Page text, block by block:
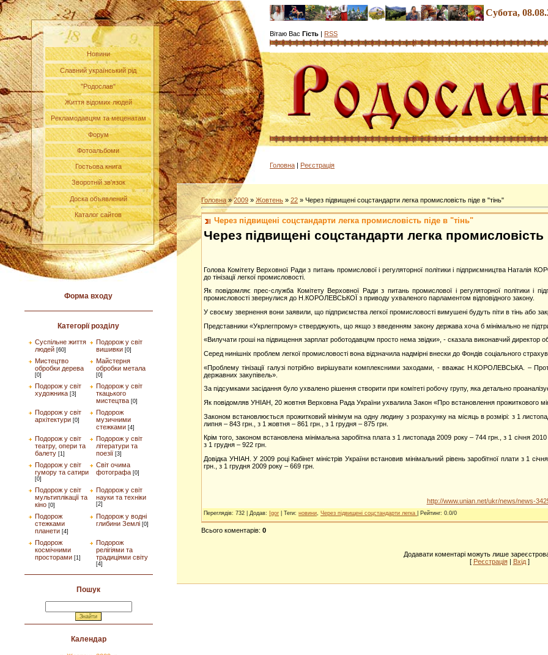
Новини
Славний український рід
"Родослав"
Життя відомих людей
Рекламодавцям та меценатам
Форум
Фотоальбоми
Гостьова книга
Зворотній зв'язок
Доска объявлений
Каталог сайтов
Форма входу
Категорії розділу
Суспільне життя
людей [60]
Подорож у світ
вишивки [0]
Мистецтво
обробки дерева
[0]
Майстерня
обробки метала
[0]
Подорож у світ
художника [3]
Подорож у світ
ткацького
мистецтва [0]
Подорож у світ
архітектури [0]
Подорож
музичними
стежками [4]
Подорож у світ
театру, опери та
балету [1]
Подорож у світ
літератури та
поезії [3]
Подорож у світ
гумору та сатири
[0]
Світ очима
фотографа [0]
Подорож у світ
мультиплікації та
кіно [0]
Подорож у світ
науки та техніки
[2]
Подорож
стежками
планети [4]
Подорож у водні
глибини Землі [0]
Подорож
космічними
просторами [1]
Подорож
релігіями та
традиціями світу
[4]
Пошук
Календар
Субота,
Вітаю Вас Гість | RSS
Головна | Реєстрація
Головна »2009 » Жовтень » 22 » Через підвищені соцстандарти легка промисловість піде в "тінь"
Через підвищені соцстандарти легка промисловість піде в "тінь"
Через підвищені соцстандарти легка промисловість
Голова Комітету Верховної Ради з питань промислової і регуляторної політики і підприємництва
до тінізації легкої промисловості.
Як повідомляє прес-служба Комітету Верховної Ради з питань промислової і регуляторної політики і
промисловості звернулися до Н.КОРОЛЕВСЬКОЇ з приводу ухваленого парламентом відповідного закону.
У своєму звернення вони заявили, що підприємства легкої промисловості вимушені будуть піти в тінь або
Представники «Укрлегпрому» стверджують, що якщо з введенням закону держава хоча б мінімально не
«Вилучати гроші на підвищення зарплат роботодавцям просто нема звідки», - сказала виконавчий
Серед нинішніх проблем легкої промисловості вона відзначила надмірні внески до Фондів соціального
«Проблему тінізації галузі потрібно вирішувати комплексними заходами, - вважає Н.КОРОЛЕВСЬКА. –
державних закупівель».
За підсумками засідання було ухвалено рішення створити при комітеті робочу групу, яка детально
Як повідомляв УНІАН, 20 жовтня Верховна Рада України ухвалила Закон «Про встановлення прожиткового
Законом встановлюється прожитковий мінімум на одну людину з розрахунку на місяць в розмірі: з 1
липня – 843 грн., з 1 жовтня – 861 грн., з 1 грудня – 875 грн.
Крім того, законом встановлена мінімальна заробітна плата з 1 листопада 2009 року – 744 грн., з 1 січня
з 1 грудня – 922 грн.
Довідка УНІАН. У 2009 році Кабінет міністрів України встановив мінімальний рівень заробітної плати з 1
грн., з 1 грудня 2009 року – 669 грн.
http://www.unian.net/ukr/news/news-
Переглядів: 732 | Додав: Igor Теги: новини Через підвищені соцстандарти легка Рейтинг: 0.0/0
Всього коментарів: 0
Додавати коментарі можуть лише
[ Реєстрація| Вхід]